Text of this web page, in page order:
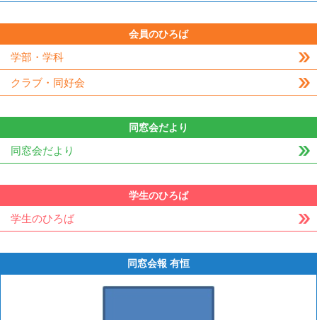
会員のひろば
学部・学科
クラブ・同好会
同窓会だより
同窓会だより
学生のひろば
学生のひろば
同窓会報 有恒